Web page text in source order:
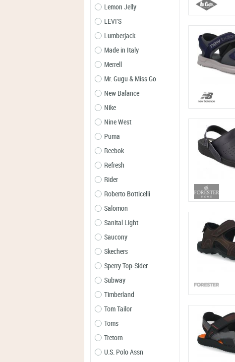
Lemon Jelly
LEVI'S
Lumberjack
Made in Italy
Merrell
Mr. Gugu & Miss Go
New Balance
Nike
Nine West
Puma
Reebok
Refresh
Rider
Roberto Botticelli
Salomon
Sanital Light
Saucony
Skechers
Sperry Top-Sider
Subway
Timberland
Tom Tailor
Toms
Tretorn
U.S. Polo Assn